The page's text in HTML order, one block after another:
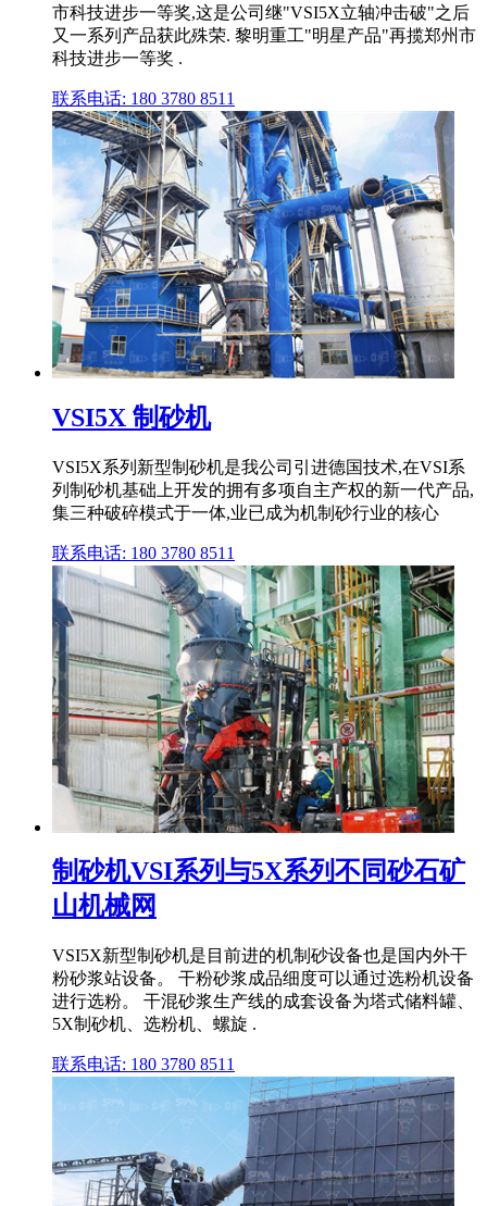
市科技进步一等奖,这是公司继"VSI5X立轴冲击破"之后
又一系列产品获此殊荣. 黎明重工"明星产品"再揽郑州市
科技进步一等奖 .
联系电话: 180 3780 8511
VSI5X 制砂机
VSI5X系列新型制砂机是我公司引进德国技术,在VSI系
列制砂机基础上开发的拥有多项自主产权的新一代产品,
集三种破碎模式于一体,业已成为机制砂行业的核心
联系电话: 180 3780 8511
制砂机VSI系列与5X系列不同砂石矿
山机械网
VSI5X新型制砂机是目前进的机制砂设备也是国内外干
粉砂浆站设备。 干粉砂浆成品细度可以通过选粉机设备
进行选粉。 干混砂浆生产线的成套设备为塔式储料罐、
5X制砂机、选粉机、螺旋 .
联系电话: 180 3780 8511